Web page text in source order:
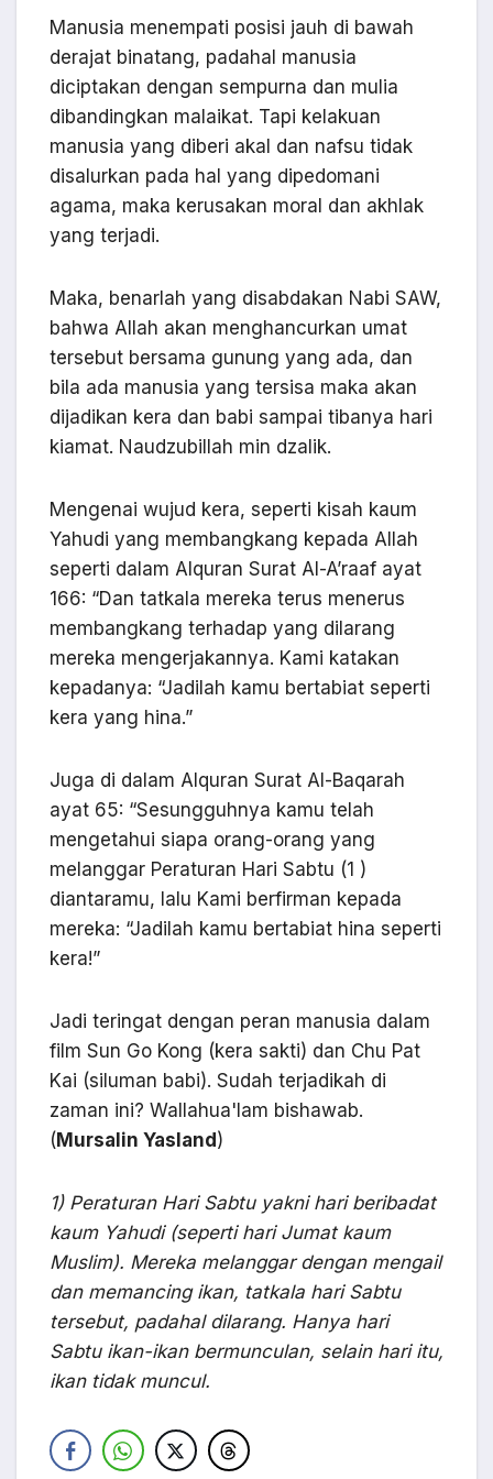
Manusia menempati posisi jauh di bawah
derajat binatang, padahal manusia
diciptakan dengan sempurna dan mulia
dibandingkan malaikat. Tapi kelakuan
manusia yang diberi akal dan nafsu tidak
disalurkan pada hal yang dipedomani
agama, maka kerusakan moral dan akhlak
yang terjadi.
Maka, benarlah yang disabdakan Nabi SAW,
bahwa Allah akan menghancurkan umat
tersebut bersama gunung yang ada, dan
bila ada manusia yang tersisa maka akan
dijadikan kera dan babi sampai tibanya hari
kiamat. Naudzubillah min dzalik.
Mengenai wujud kera, seperti kisah kaum
Yahudi yang membangkang kepada Allah
seperti dalam Alquran Surat Al-A’raaf ayat
166: “Dan tatkala mereka terus menerus
membangkang terhadap yang dilarang
mereka mengerjakannya. Kami katakan
kepadanya: “Jadilah kamu bertabiat seperti
kera yang hina.”
Juga di dalam Alquran Surat Al-Baqarah
ayat 65: “Sesungguhnya kamu telah
mengetahui siapa orang-orang yang
melanggar Peraturan Hari Sabtu (1 )
diantaramu, lalu Kami berfirman kepada
mereka: “Jadilah kamu bertabiat hina seperti
kera!”
Jadi teringat dengan peran manusia dalam
film Sun Go Kong (kera sakti) dan Chu Pat
Kai (siluman babi). Sudah terjadikah di
zaman ini? Wallahua'lam bishawab.
( Mursalin Yasland )
1) Peraturan Hari Sabtu yakni hari beribadat
kaum Yahudi (seperti hari Jumat kaum
Muslim). Mereka melanggar dengan mengail
dan memancing ikan, tatkala hari Sabtu
tersebut, padahal dilarang. Hanya hari
Sabtu ikan-ikan bermunculan, selain hari itu,
ikan tidak muncul.